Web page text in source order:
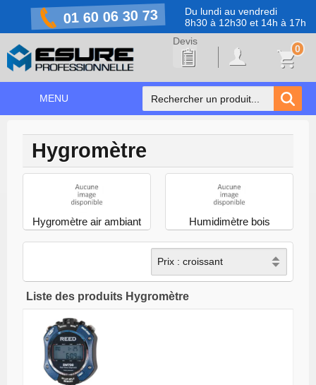
01 60 06 30 73
Du lundi au vendredi
8h30 à 12h30 et 14h à 17h
0
MENU
NOS PRODUITS
NOS MARQUES
PRÉVENTION COVID-19
Hygromètre
Hygromètre air ambiant Humidimètre bois
Liste des produits Hygromètre